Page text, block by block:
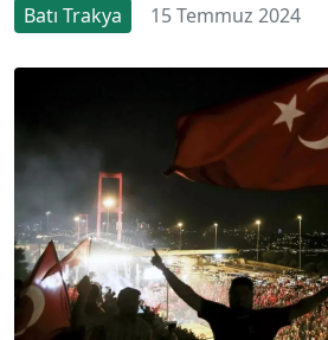
Batı Trakya 15 Temmuz 2024